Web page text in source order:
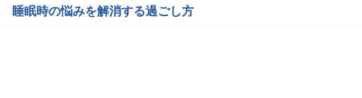
睡眠時の悩みを解消する過ごし方